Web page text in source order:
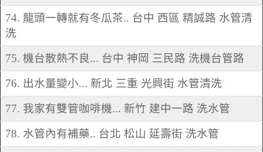
74. 龍頭一轉就有冬瓜茶.. 台中 西區 精誠路 水管清
洗
75. 機台散熱不良... 台中 神岡 三民路 洗機台管路
76. 出水量變小... 新北 三重 光興街 水管清洗
77. 我家有雙管咖啡機... 新竹 建中一路 洗水管
78. 水管內有補藥.. 台北 松山 延壽街 洗水管